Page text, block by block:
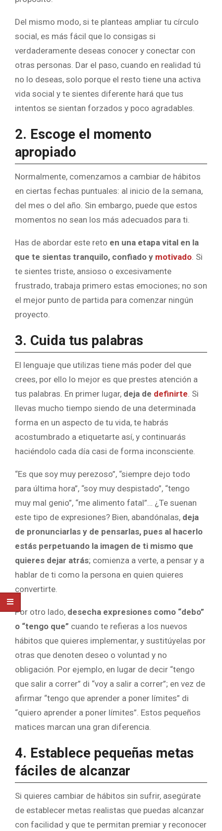
Del mismo modo, si te planteas ampliar tu círculo
social, es más fácil que lo consigas si
verdaderamente deseas conocer y conectar con
otras personas. Dar el paso, cuando en realidad tú
no lo deseas, solo porque el resto tiene una activa
vida social y te sientes diferente hará que tus
intentos se sientan forzados y poco agradables.
2. Escoge el momento
apropiado
Normalmente, comenzamos a cambiar de hábitos
en ciertas fechas puntuales: al inicio de la semana,
del mes o del año. Sin embargo, puede que estos
momentos no sean los más adecuados para ti.
Has de abordar este reto en una etapa vital en la
que te sientas tranquilo, confiado y motivado . Si
te sientes triste, ansioso o excesivamente
frustrado, trabaja primero estas emociones; no son
el mejor punto de partida para comenzar ningún
proyecto.
3. Cuida tus palabras
El lenguaje que utilizas tiene más poder del que
crees, por ello lo mejor es que prestes atención a
tus palabras. En primer lugar, deja de definirte. Si
llevas mucho tiempo siendo de una determinada
forma en un aspecto de tu vida, te habrás
acostumbrado a etiquetarte así, y continuarás
haciéndolo cada día casi de forma inconsciente.
“Es que soy muy perezoso”, “siempre dejo todo
para última hora”, “soy muy despistado”, “tengo
muy mal genio”, “me alimento fatal”… ¿Te suenan
este tipo de expresiones? Bien, abandónalas, deja
de pronunciarlas y de pensarlas, pues al hacerlo
estás perpetuando la imagen de ti mismo que
quieres dejar atrás; comienza a verte, a pensar y a
hablar de ti como la persona en quien quieres
convertirte.
Por otro lado, desecha expresiones como “debo”
o “tengo que” cuando te refieras a los nuevos
hábitos que quieres implementar, y sustitúyelas por
otras que denoten deseo o voluntad y no
obligación. Por ejemplo, en lugar de decir “tengo
que salir a correr” di “voy a salir a correr”; en vez de
afirmar “tengo que aprender a poner límites” di
“quiero aprender a poner límites”. Estos pequeños
matices marcan una gran diferencia.
4. Establece pequeñas metas
fáciles de alcanzar
Si quieres cambiar de hábitos sin sufrir, asegúrate
de establecer metas realistas que puedas alcanzar
con facilidad y que te permitan premiar y reconocer